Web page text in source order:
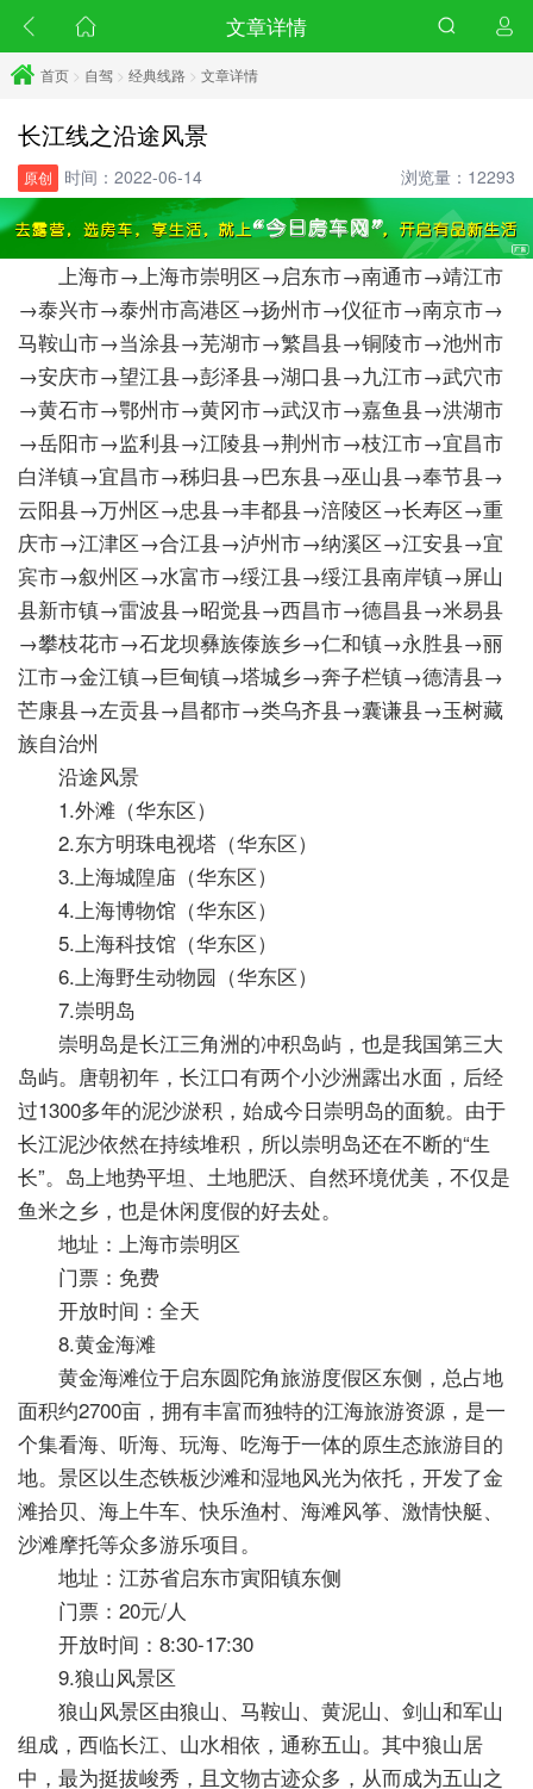
文章详情
首页 > 自驾 > 经典线路 > 文章详情
长江线之沿途风景
原创 时间：2022-06-14 浏览量：12293
上海市→上海市崇明区→启东市→南通市→靖江市
→泰兴市→泰州市高港区→扬州市→仪征市→南京市→
马鞍山市→当涂县→芜湖市→繁昌县→铜陵市→池州市
→安庆市→望江县→彭泽县→湖口县→九江市→武穴市
→黄石市→鄂州市→黄冈市→武汉市→嘉鱼县→洪湖市
→岳阳市→监利县→江陵县→荆州市→枝江市→宜昌市
白洋镇→宜昌市→秭归县→巴东县→巫山县→奉节县→
云阳县→万州区→忠县→丰都县→涪陵区→长寿区→重
庆市→江津区→合江县→泸州市→纳溪区→江安县→宜
宾市→叙州区→水富市→绥江县→绥江县南岸镇→屏山
县新市镇→雷波县→昭觉县→西昌市→德昌县→米易县
→攀枝花市→石龙坝彝族傣族乡→仁和镇→永胜县→丽
江市→金江镇→巨甸镇→塔城乡→奔子栏镇→德清县→
芒康县→左贡县→昌都市→类乌齐县→囊谦县→玉树藏
族自治州
沿途风景
1.外滩（华东区）
2.东方明珠电视塔（华东区）
3.上海城隍庙（华东区）
4.上海博物馆（华东区）
5.上海科技馆（华东区）
6.上海野生动物园（华东区）
7.崇明岛
崇明岛是长江三角洲的冲积岛屿，也是我国第三大
岛屿。唐朝初年，长江口有两个小沙洲露出水面，后经
过1300多年的泥沙淤积，始成今日崇明岛的面貌。由于
长江泥沙依然在持续堆积，所以崇明岛还在不断的“生
长”。岛上地势平坦、土地肥沃、自然环境优美，不仅是
鱼米之乡，也是休闲度假的好去处。
地址：上海市崇明区
门票：免费
开放时间：全天
8.黄金海滩
黄金海滩位于启东圆陀角旅游度假区东侧，总占地
面积约2700亩，拥有丰富而独特的江海旅游资源，是一
个集看海、听海、玩海、吃海于一体的原生态旅游目的
地。景区以生态铁板沙滩和湿地风光为依托，开发了金
滩拾贝、海上牛车、快乐渔村、海滩风筝、激情快艇、
沙滩摩托等众多游乐项目。
地址：江苏省启东市寅阳镇东侧
门票：20元/人
开放时间：8:30-17:30
9.狼山风景区
狼山风景区由狼山、马鞍山、黄泥山、剑山和军山
组成，西临长江、山水相依，通称五山。其中狼山居
中，最为挺拔峻秀，且文物古迹众多，从而成为五山之